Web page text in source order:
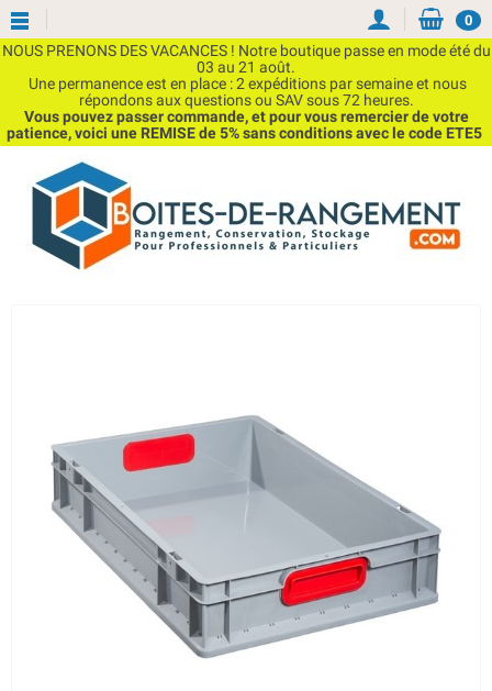
NOUS PRENONS DES VACANCES ! Notre boutique passe en mode été du
03 au 21 août.
Une permanence est en place : 2 expéditions par semaine et nous
répondons aux questions ou SAV sous 72 heures.
Vous pouvez passer commande, et pour vous remercier de votre
patience, voici une REMISE de 5% sans conditions avec le code ETE5
0